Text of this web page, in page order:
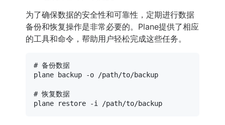
为了确保数据的安全性和可靠性，定期进行数据
备份和恢复操作是非常必要的。Plane提供了相应
的工具和命令，帮助用户轻松完成这些任务。
# 备份数据
plane backup -o /path/to/backup
# 恢复数据